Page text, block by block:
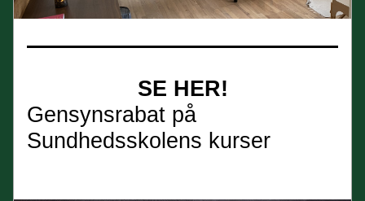
SE HER!
Gensynsrabat på
Sundhedsskolens kurser